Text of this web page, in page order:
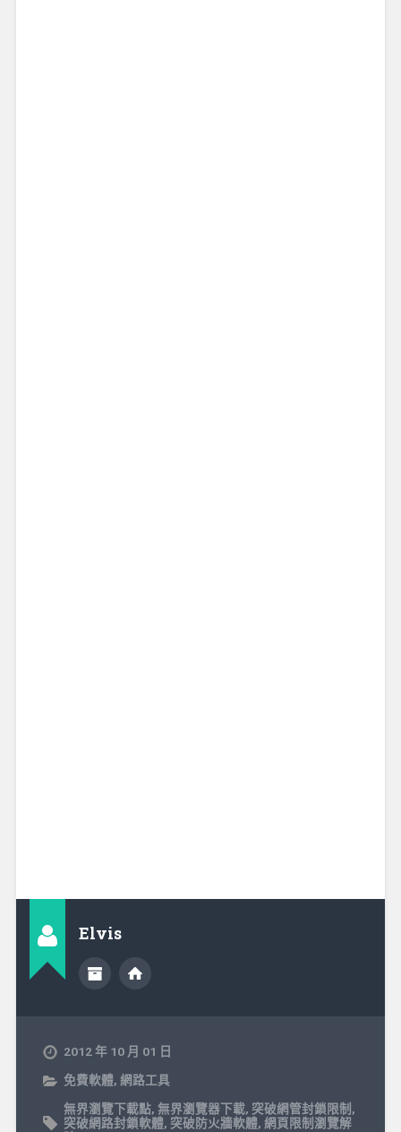
Elvis
2012 年 10 月 01 日
免費軟體, 網路工具
無界瀏覽下載點, 無界瀏覽器下載, 突破網管封鎖限制 ,
突破網路封鎖軟體, 突破防火牆軟體, 網頁限制瀏覽解